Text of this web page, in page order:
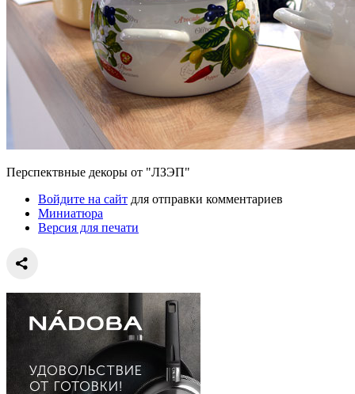
Перспектвные декоры от "ЛЗЭП"
Войдите на сайт для отправки комментариев
Миниатюра
Версия для печати